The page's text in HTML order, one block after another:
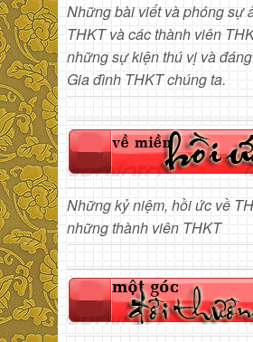
Những bài viết và phóng sự
THKT và các thành viên
những sự kiện thú vị và
Gia đình THKT chúng ta.
Những kỷ niệm, hồi ức về
những thành viên THKT